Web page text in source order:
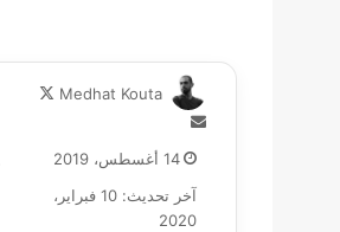
Medhat Kouta
أرسل
إلكترونيا
14 أغسطس، 2019
آخر تحديث: 10 فبراير،
2020